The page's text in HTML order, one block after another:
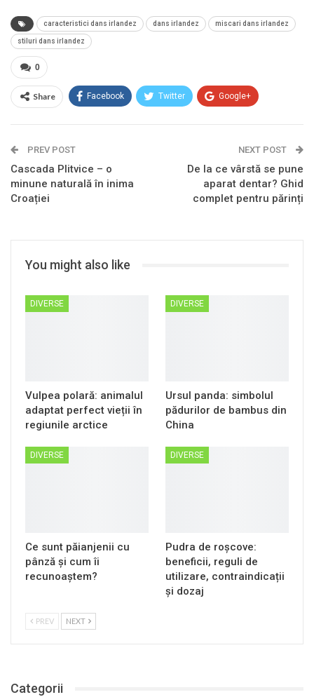
caracteristici dans irlandez dans irlandez miscari dans irlandez
stiluri dans irlandez
0
Share Facebook Twitter Google+
Email
PREV POST
Cascada Plitvice – o
minune naturală în inima
Croației
NEXT POST
De la ce vârstă se pune
aparat dentar? Ghid
complet pentru părinți
You might also like
DIVERSE
Vulpea polară: animalul
adaptat perfect vieții în
regiunile arctice
DIVERSE
Ursul panda: simbolul
pădurilor de bambus din
China
DIVERSE
Ce sunt păianjenii cu
pânză și cum îi
recunoaștem?
DIVERSE
Pudra de roșcove:
beneficii, reguli de
utilizare, contraindicații
și dozaj
PREV NEXT
Categorii